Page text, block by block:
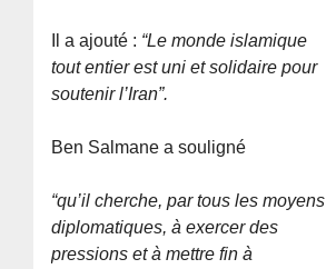
Il a ajouté : “Le monde islamique
tout entier est uni et solidaire pour
soutenir l’Iran”.
Ben Salmane a souligné
“qu’il cherche, par tous les moyens
diplomatiques, à exercer des
pressions et à mettre fin à